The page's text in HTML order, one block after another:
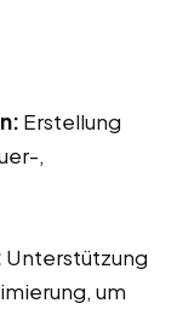
Erstellung
,
Unterstützung
um